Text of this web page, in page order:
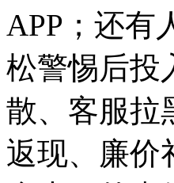
APP；还有
松警惕后投
散、客服拉
返现、廉价